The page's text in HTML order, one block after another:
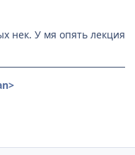
нек. У мя опять лекция